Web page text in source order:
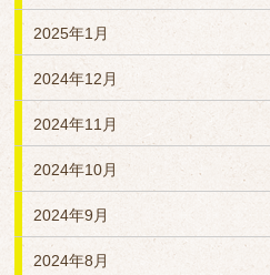
2025年1月
2024年12月
2024年11月
2024年10月
2024年9月
2024年8月